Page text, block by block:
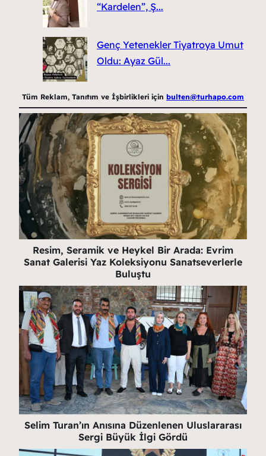
“Kardelen”, Ş...
Genç Yetenekler Tiyatroya Umut
Oldu: Ayaz Gül...
Tüm Reklam, Tanıtım ve İşbirlikleri için bulten@turhapo.com
Resim, Seramik ve Heykel Bir Arada: Evrim
Sanat Galerisi Yaz Koleksiyonu Sanatseverlerle
Buluştu
Selim Turan’ın Anısına Düzenlenen Uluslararası
Sergi Büyük İlgi Gördü